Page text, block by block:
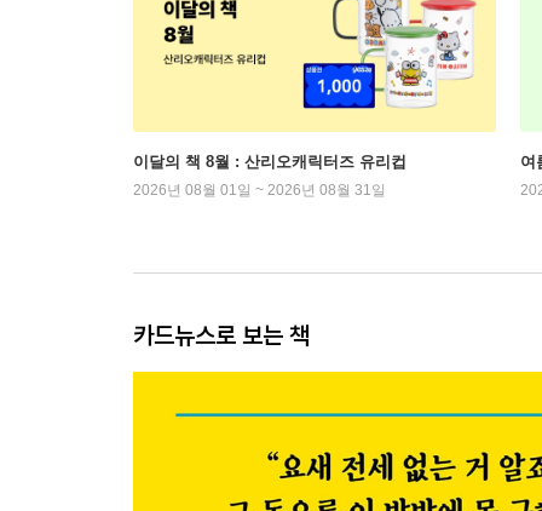
이달의 책 8월 : 산리오캐릭터즈 유리컵
2026년 08월 01일 ~ 2026년 08월 31일
여
카드뉴스로 보는 책